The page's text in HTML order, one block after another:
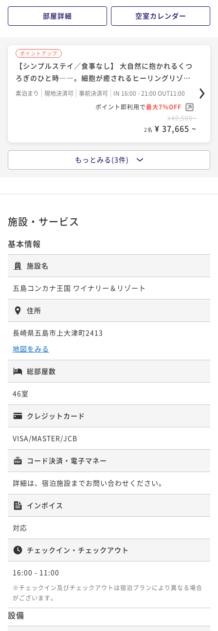
¥62,000~
2名 ¥ 57,660 ~
ポイントアップ
【グレードUP-かがりび会席-】＜和牛すき焼き・五島
の地魚盛り＞付。山海の幸で～贅を味わう～
二食付き 現地決済可 事前決済可
IN 16:00 - 19:30 OUT11:00
ポイント即利用で最大7％OFF
¥66,400~
2名 ¥ 61,752 ~
部屋詳細 空室カレンダー
ポイントアップ
【シンプルステイ／食事なし】 大自然に抱かれるくつ
ろぎのひと時――。細胞が癒されるヒーリングリゾー
ト
素泊まり 現地決済可 事前決済可
IN 16:00 - 21:00 OUT11:00
ポイント即利用で最大7％OFF
¥40,500~
2名 ¥ 37,665 ~
【1泊朝食】「五島うどん」「五島の鮮魚の漬け」な
ポイントアップ
【スタンダ―ド-ばらもん会席-】＜五島豚ステーキ・地
魚しゃぶ＞付「会席×ワイン」「天然温泉」を堪能
二食付き
ポイント即利用で最大7％OFF
ポイントアップ
の地魚盛り＞付。山海の幸で～贅を味わう～
二食付き 現地決済可 事前決済可
ポイント即利用で最大7％OFF
2名 ¥ 62,217 ~
もっとみる(3件)
施設・サービス
基本情報
施設名
五島コンカナ王国 ワイナリー＆リゾート
住所
長崎県五島市上大津町2413
地図をみる
総部屋数
46室
クレジットカード
VISA/MASTER/JCB
コード決済・電子マネー
詳細は、宿泊施設までお問い合わせください。
インボイス
対応
チェックイン・チェックアウト
16:00 - 11:00
※チェックイン及びチェックアウトは宿泊プランにより異なる場合
がございます。
設備